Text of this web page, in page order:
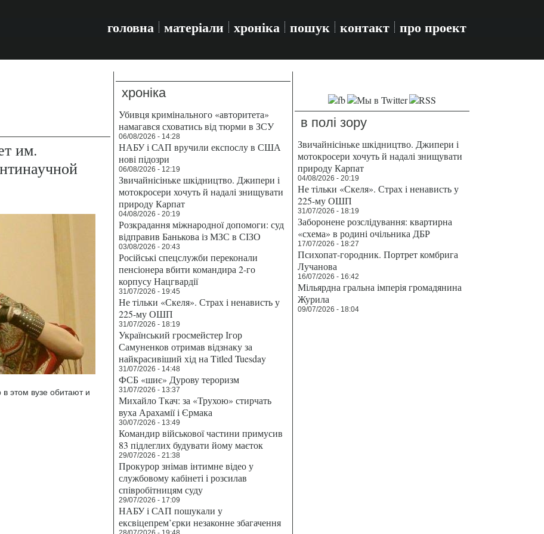
головна матеріали хроніка пошук контакт про проект
им.
этом вузе обитают и
хроніка
Убивця кримінального «авторитета»
намагався сховатись від тюрми в ЗСУ
06/08/2026 - 14:28
НАБУ і САП вручили експослу в США
нові підозри
06/08/2026 - 12:19
Звичайнісіньке шкідництво. Джипери і
мотокросери хочуть й надалі знищувати
природу Карпат
04/08/2026 - 20:19
Розкрадання міжнародної допомоги: суд
відправив Банькова із МЗС в СІЗО
03/08/2026 - 20:43
Російські спецслужби переконали
пенсіонера вбити командира 2-го
корпусу Нацгвардії
31/07/2026 - 19:45
Не тільки «Скеля». Страх і ненависть у
225-му ОШП
31/07/2026 - 18:19
Український гросмейстер Ігор
Самуненков отримав відзнаку за
найкрасивіший хід на Titled Tuesday
31/07/2026 - 14:48
ФСБ «шиє» Дурову тероризм
31/07/2026 - 13:37
Михайло Ткач: за «Трухою» стирчать
вуха Арахамії і Єрмака
30/07/2026 - 13:49
Командир військової частини примусив
83 підлеглих будувати йому маєток
29/07/2026 - 21:38
Прокурор знімав інтимне відео у
службовому кабінеті і розсилав
співробітницям суду
29/07/2026 - 17:09
НАБУ і САП пошукали у
ексвіцепрем’єрки незаконне збагачення
в полі зору
Звичайнісіньке шкідництво. Джипери і
мотокросери хочуть й надалі знищувати
природу Карпат
04/08/2026 - 20:19
Не тільки «Скеля». Страх і ненависть у
225-му ОШП
31/07/2026 - 18:19
Заборонене розслідування: квартирна
«схема» в родині очільника ДБР
17/07/2026 - 18:27
Психопат-городник. Портрет комбрига
Лучанова
16/07/2026 - 16:42
Мільярдна гральна імперія громадянина
Журила
09/07/2026 - 18:04